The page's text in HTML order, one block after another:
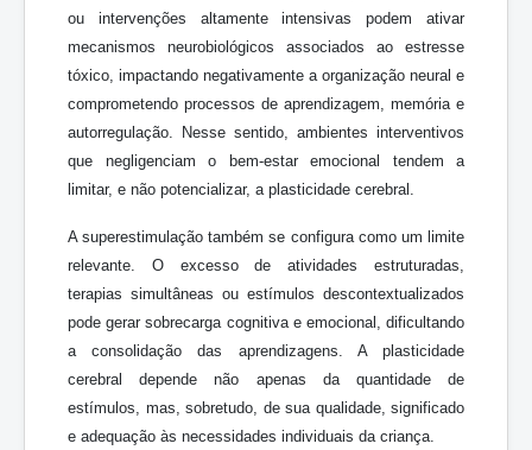
ou intervenções altamente intensivas podem ativar
mecanismos neurobiológicos associados ao estresse
tóxico, impactando negativamente a organização neural e
comprometendo processos de aprendizagem, memória e
autorregulação. Nesse sentido, ambientes interventivos
que negligenciam o bem-estar emocional tendem a
limitar, e não potencializar, a plasticidade cerebral.
A superestimulação também se configura como um limite
relevante. O excesso de atividades estruturadas,
terapias simultâneas ou estímulos descontextualizados
pode gerar sobrecarga cognitiva e emocional, dificultando
a consolidação das aprendizagens. A plasticidade
cerebral depende não apenas da quantidade de
estímulos, mas, sobretudo, de sua qualidade, significado
e adequação às necessidades individuais da criança.